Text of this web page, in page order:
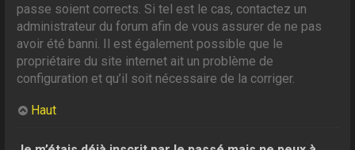
passe soient corrects. Si tel est le cas, contactez un
administrateur du forum afin de vous assurer de ne pas
avoir été banni. Il est également possible que le
propriétaire du site internet ait un problème de
configuration et qu’il soit nécessaire de la corriger.
Haut